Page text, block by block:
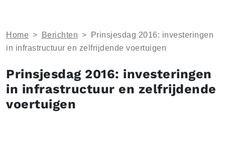
Home > Berichten >
Prinsjesdag 2016: investeringen
in infrastructuur en zelfrijdende voertuigen
Prinsjesdag 2016: investeringen
in infrastructuur en zelfrijdende
voertuigen